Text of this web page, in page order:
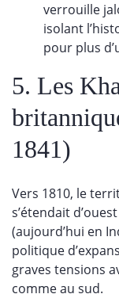
verrouille
isolant
pour plus
5. Les
1841)
Vers 1810, le
s’étendait
(aujourd’hui en
politique
graves tensions
comme au sud.